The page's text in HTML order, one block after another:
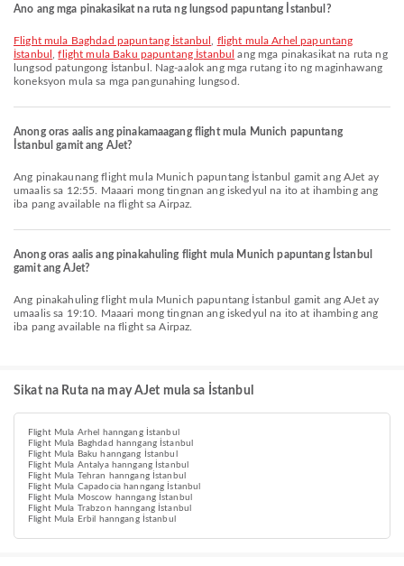
Ano ang mga pinakasikat na ruta ng lungsod papuntang İstanbul?
flight mula Baghdad papuntang İstanbul
flight mula Arhel papuntang
İstanbul
,flight mula Baku papuntang İstanbul ang mga pinakasikat na ruta ng
lungsod patungong İstanbul. Nag-aalok ang mga rutang ito ng maginhawang
koneksyon mula sa mga pangunahing lungsod.
Anong oras aalis ang pinakamaagang flight mula Munich papuntang
İstanbul gamit ang AJet?
Ang pinakaunang flight mula Munich papuntang İstanbul gamit ang AJet ay
umaalis sa 12:55. Maaari mong tingnan ang iskedyul na ito at ihambing ang
iba pang available na flight sa Airpaz.
Anong oras aalis ang pinakahuling flight mula Munich papuntang İstanbul
gamit ang AJet?
Ang pinakahuling flight mula Munich papuntang İstanbul gamit ang AJet ay
umaalis sa 19:10. Maaari mong tingnan ang iskedyul na ito at ihambing ang
iba pang available na flight sa Airpaz.
Sikat na Ruta na may AJet mula sa İstanbul
Flight Mula Arhel hanngang İstanbul
Flight Mula Baghdad hanngang İstanbul
Flight Mula Baku hanngang İstanbul
Flight Mula Antalya hanngang İstanbul
Flight Mula Tehran hanngang İstanbul
Flight Mula Capadocia hanngang İstanbul
Flight Mula Moscow hanngang İstanbul
Flight Mula Trabzon hanngang İstanbul
Flight Mula Erbil hanngang İstanbul